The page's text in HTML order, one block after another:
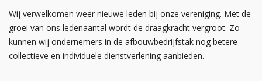
Wij verwelkomen weer nieuwe leden bij onze vereniging. Met de
groei van ons ledenaantal wordt de draagkracht vergroot. Zo
kunnen wij ondernemers in de afbouwbedrijfstak nog betere
collectieve en individuele dienstverlening aanbieden.